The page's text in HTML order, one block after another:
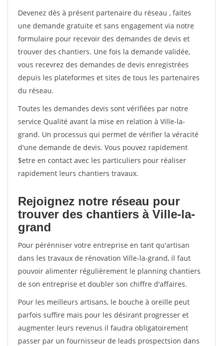
Devenez dès à présent partenaire du réseau , faites
une demande gratuite et sans engagement via notre
formulaire pour recevoir des demandes de devis et
trouver des chantiers. Une fois la demande validée,
vous recevrez des demandes de devis enregistrées
depuis les plateformes et sites de tous les partenaires
du réseau.
Toutes les demandes devis sont vérifiées par notre
service Qualité avant la mise en relation à Ville-la-
grand. Un processus qui permet de vérifier la véracité
d'une demande de devis. Vous pouvez rapidement
$etre en contact avec les particuliers pour réaliser
rapidement leurs chantiers travaux.
Rejoignez notre réseau pour
trouver des chantiers à Ville-la-
grand
Pour pérénniser votre entreprise en tant qu'artisan
dans les travaux de rénovation Ville-la-grand, il faut
pouvoir alimenter régulièrement le planning chantiers
de son entreprise et doubler son chiffre d'affaires.
Pour les meilleurs artisans, le bouche à oreille peut
parfois suffire mais pour les désirant progresser et
augmenter leurs revenus il faudra obligatoirement
passer par un fournisseur de leads prospectsion dans